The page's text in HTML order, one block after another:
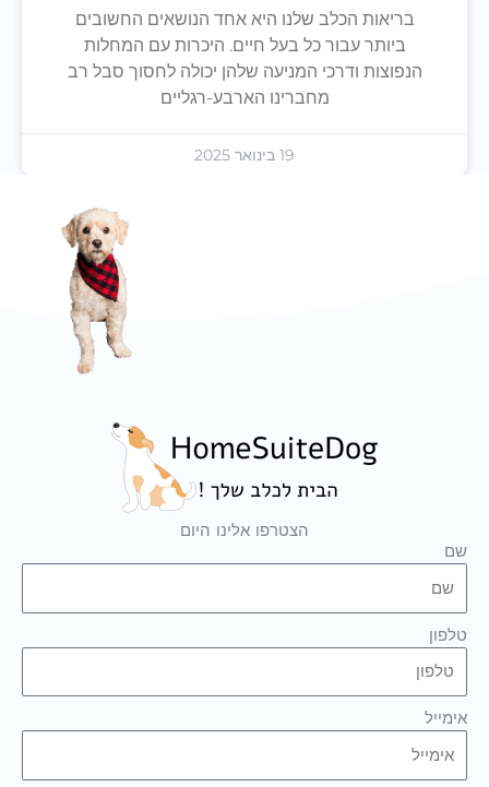
בריאות הכלב שלנו היא אחד הנושאים החשובים
ביותר עבור כל בעל חיים. היכרות עם המחלות
הנפוצות ודרכי המניעה שלהן יכולה לחסוך סבל רב
מחברינו הארבע-רגליים
19 בינואר 2025
הצטרפו אלינו היום
שם
טלפון
אימייל